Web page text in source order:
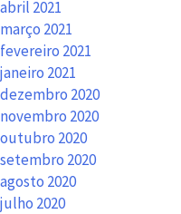
abril 2021
março 2021
fevereiro 2021
janeiro 2021
dezembro 2020
novembro 2020
outubro 2020
setembro 2020
agosto 2020
julho 2020